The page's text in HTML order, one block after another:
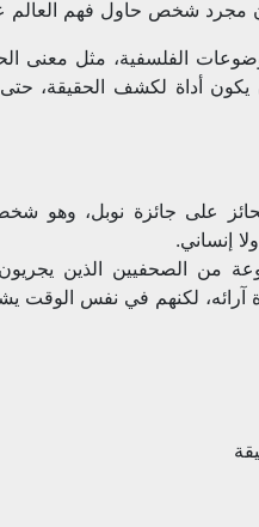
مجرد شخص حاول فهم العالم
الفلسفية، مثل معنى
أداة لكشف الحقيقة،
على جائزة نوبل، وهو
إنساني.
من الصحفيين الذين
آرائه، لكنهم في نفس